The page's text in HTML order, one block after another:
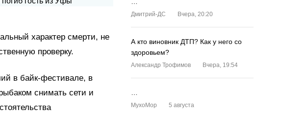
характер смерти, не
проверку.
в байк-фестивале, в
снимать сети и
Дмитрий-ДС Вчера, 20:20
А кто виновник ДТП? Как у него со
здоровьем?
Александр Трофимов Вчера, 19:54
MyxoMop 5 августа